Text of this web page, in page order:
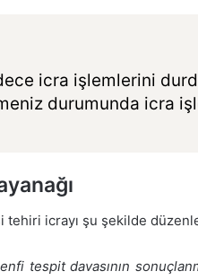
icra işlemlerini
durumunda icra
tehiri icrayı şu şekilde
tespit davasının